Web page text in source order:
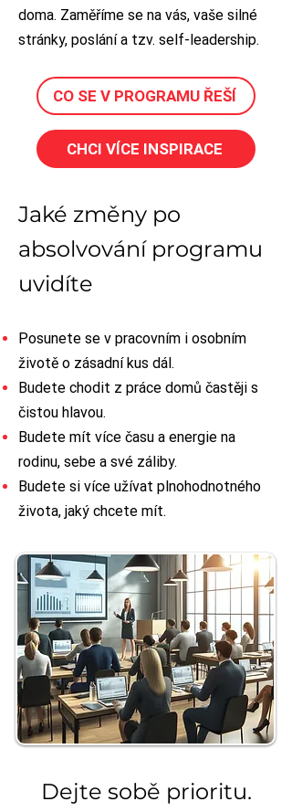
doma. Zaměříme se na vás, vaše silné
stránky, poslání a tzv. self-leadership.
CO SE V PROGRAMU ŘEŠÍ
CHCI VÍCE INSPIRACE
Jaké změny po
absolvování programu
uvidíte
Posunete se v pracovním i osobním
životě o zásadní kus dál.
Budete chodit z práce domů častěji s
čistou hlavou.
Budete mít více času a energie na
rodinu, sebe a své záliby.
Budete si více užívat plnohodnotného
života, jaký chcete mít.
Dejte sobě prioritu.